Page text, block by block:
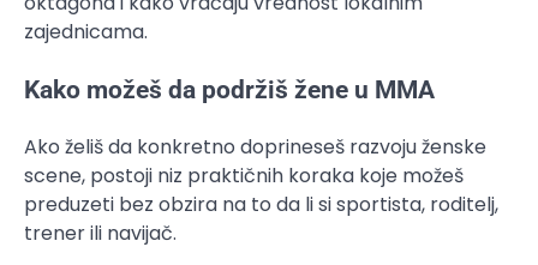
zajednicama.
Kako možeš da podržiš žene u MMA
Ako želiš da konkretno doprineseš razvoju ženske
scene, postoji niz praktičnih koraka koje možeš
preduzeti bez obzira na to da li si sportista, roditelj,
trener ili navijač.